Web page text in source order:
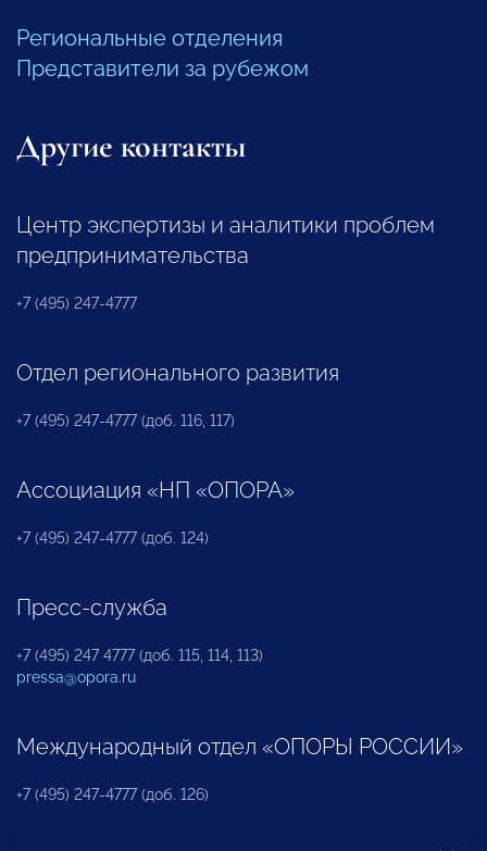
Региональные отделения
Представители за рубежом
Другие контакты
Центр экспертизы и аналитики проблем
предпринимательства
+7 (495) 247-4777
Отдел регионального развития
+7 (495) 247-4777 (доб. 116, 117)
Ассоциация «НП «ОПОРА»
+7 (495) 247-4777 (доб. 124)
Пресс-служба
+7 (495) 247 4777 (доб. 115, 114, 113)
pressa@opora.ru
Международный отдел «ОПОРЫ РОССИИ»
+7 (495) 247-4777 (доб. 126)